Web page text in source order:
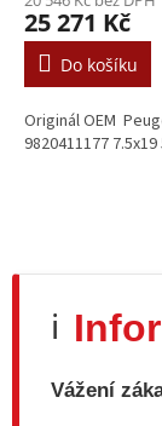
25 271 Kč
Do košíku
Originál OEM
9820411177
ℹ️
Vážení